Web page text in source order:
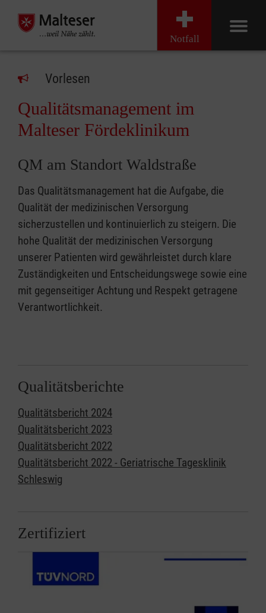
Notfall
Vorlesen
Qualitätsmanagement im
Malteser Fördeklinikum
QM am Standort Waldstraße
Das Qualitätsmanagement hat die Aufgabe, die
Qualität der medizinischen Versorgung
sicherzustellen und kontinuierlich zu steigern. Die
hohe Qualität der medizinischen Versorgung
unserer Patienten wird gewährleistet durch klare
Zuständigkeiten und Entscheidungswege sowie eine
mit gegenseitiger Achtung und Respekt getragene
Verantwortlichkeit.
Qualitätsberichte
Qualitätsbericht 2024
Qualitätsbericht 2023
Qualitätsbericht 2022
Qualitätsbericht 2022 - Geriatrische Tagesklinik
Schleswig
Zertifiziert